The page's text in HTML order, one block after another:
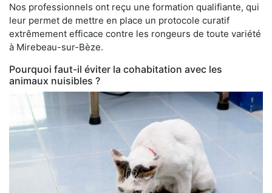
Nos professionnels ont reçu une formation qualifiante, qui
leur permet de mettre en place un protocole curatif
extrêmement efficace contre les rongeurs de toute variété
à Mirebeau-sur-Bèze.
Pourquoi faut-il éviter la cohabitation avec les
animaux nuisibles ?